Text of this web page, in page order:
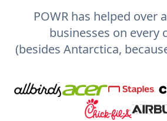
POWR has helped over
businesses on every
(besides Antarctica,